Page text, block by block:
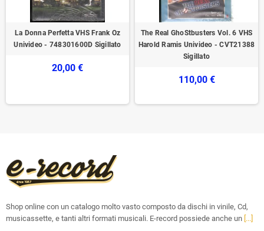
La Donna Perfetta VHS Frank Oz
Univideo - 748301600D Sigillato
20,00 €
The Real GhoStbusters Vol. 6 VHS
Harold Ramis Univideo - CVT21388
Sigillato
110,00 €
Shop online con un catalogo molto vasto composto da dischi in vinile, Cd,
musicassette, e tanti altri formati musicali. E-record possiede anche un [...]